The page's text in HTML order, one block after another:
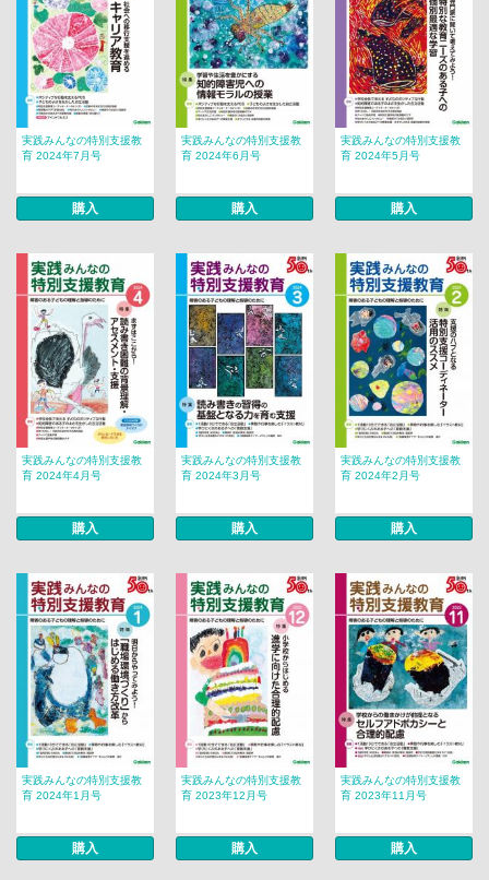
実践みんなの特別支援教
育 2024年7月号
購入
実践みんなの特別支援教
育 2024年6月号
購入
実践みんなの特別支援教
育 2024年5月号
購入
実践みんなの特別支援教
育 2024年4月号
購入
実践みんなの特別支援教
育 2024年3月号
購入
実践みんなの特別支援教
育 2024年2月号
購入
実践みんなの特別支援教
育 2024年1月号
購入
実践みんなの特別支援教
育 2023年12月号
購入
実践みんなの特別支援教
育 2023年11月号
購入